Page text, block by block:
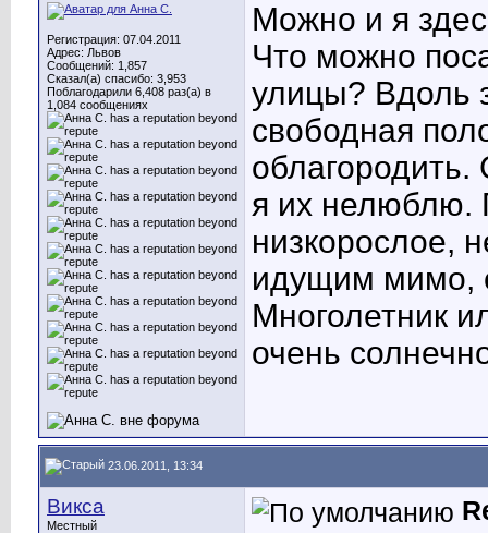
Регистрация: 07.04.2011
Адрес: Львов
Сообщений: 1,857
Сказал(а) спасибо: 3,953
Поблагодарили 6,408 раз(а) в
1,084 сообщениях
Можно и я
Что можно
улицы? Вдоль
свободная
я их нелюблю.
низкорослое,
идущим мимо,
Многолетник
очень
23.06.2011, 13:34
Викса
Местный